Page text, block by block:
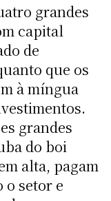
grandes
capital
de
que os
à míngua
grandes
do boi
alta, pagam
o setor e